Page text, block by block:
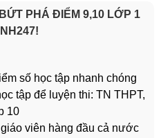
PHÁ ĐIỂM 9,10 LỚP 1
số học tập nhanh chóng
tập để luyện thi: TN THPT,
10
viên hàng đầu cả nước